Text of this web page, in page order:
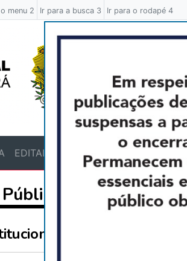
menu 2 Ir para a busca 3 Ir para o rodapé 4
EDITAIS
Ativa